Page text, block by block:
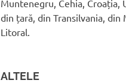
Muntenegru, Cehia, Croația,
din țară, din Transilvania, din
Litoral.
ALTELE